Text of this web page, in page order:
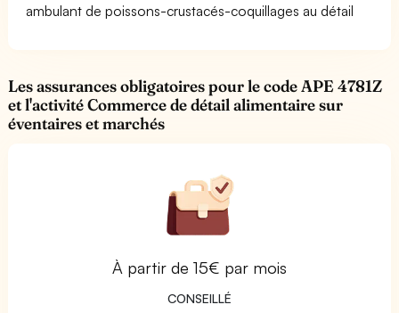
ambulant de poissons-crustacés-coquillages au détail
Les assurances obligatoires pour le code APE 4781Z
et l'activité Commerce de détail alimentaire sur
éventaires et marchés
À partir de 15€ par mois
CONSEILLÉ